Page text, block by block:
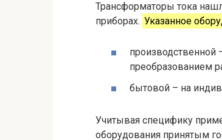
Трансформаторы тока
приборах. Указанное
производственной
преобразованием
бытовой – на
Учитывая специфику
оборудования принятым